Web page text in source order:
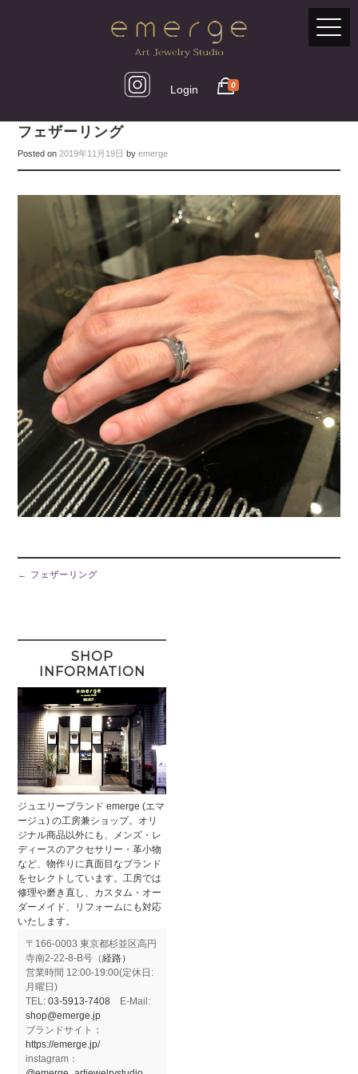
Login 0
フェザーリング
Posted on2019年11月19日 byemerge
Post
navigation
← フェザーリング
SHOP
INFORMATION
ジュエリーブランド emerge (エマ
ージュ) の工房兼ショップ。オリ
ジナル商品以外にも、メンズ・レ
ディースのアクセサリー・革小物
など、物作りに真面目なブランド
をセレクトしています。工房では
修理や磨き直し、カスタム・オー
ダーメイド、リフォームにも対応
いたします。
〒166-0003 東京都杉並区高円
寺南2-22-8-B号（経路）
営業時間 12:00-19:00(定休日:
月曜日)
TEL:03-5913-7408 E-Mail:
shop@emerge.jp
ブランドサイト：
https://emerge.jp/
instagram：